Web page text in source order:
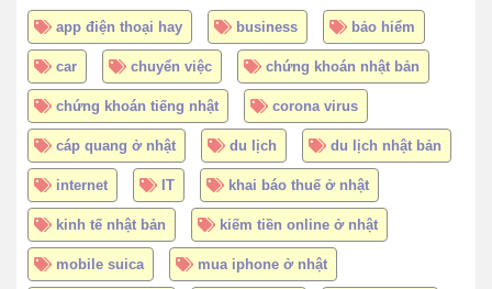
app điện thoại hay business bảo hiểm
car chuyển việc chứng khoán nhật bản
chứng khoán tiếng nhật corona virus
cáp quang ở nhật du lịch du lịch nhật bản
internet IT khai báo thuế ở nhật
kinh tế nhật bản kiếm tiền online ở nhật
mobile suica mua iphone ở nhật